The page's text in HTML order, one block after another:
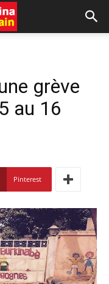
grève
au 16
Pinterest